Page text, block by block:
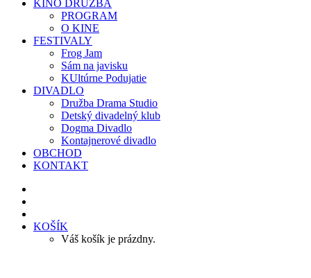
KINO DRUŽBA
PROGRAM
O KINE
FESTIVALY
Frog Jam
Sám na javisku
KUltúrne Podujatie
DIVADLO
Družba Drama Studio
Detský divadelný klub
Dogma Divadlo
Kontajnerové divadlo
OBCHOD
KONTAKT
KOŠÍK
Váš košík je prázdny.